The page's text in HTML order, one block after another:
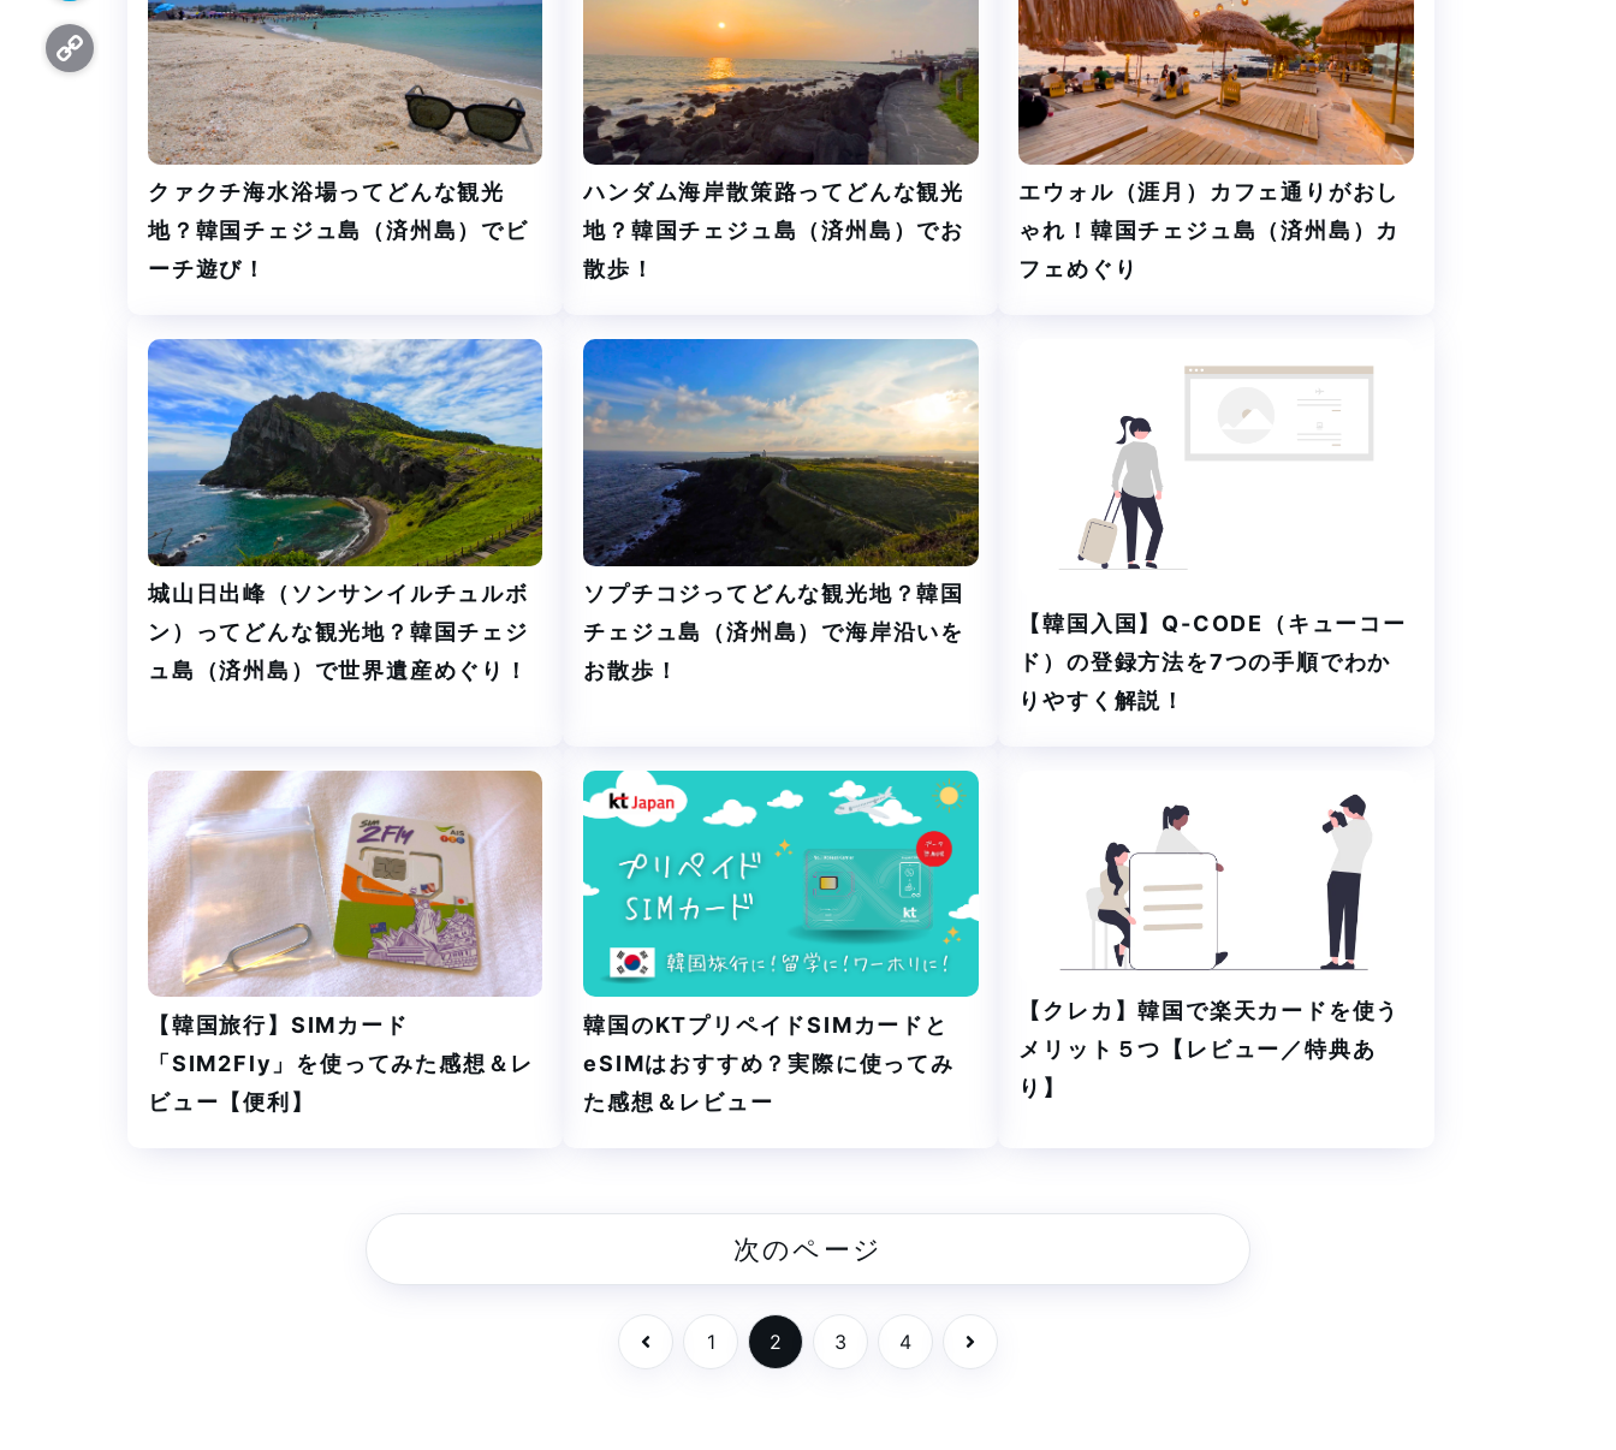
クァクチ海水浴場ってどんな観光
地？韓国チェジュ島（済州島）でビ
ーチ遊び！
ハンダム海岸散策路ってどんな観光
地？韓国チェジュ島（済州島）でお
散歩！
エウォル（涯月）カフェ通りがおし
ゃれ！韓国チェジュ島（済州島）カ
フェめぐり
城山日出峰（ソンサンイルチュルボ
ン）ってどんな観光地？韓国チェジ
ュ島（済州島）で世界遺産めぐり！
ソプチコジってどんな観光地？韓国
チェジュ島（済州島）で海岸沿いを
お散歩！
【韓国入国】Q-CODE（キューコー
ド）の登録方法を7つの手順でわか
りやすく解説！
【韓国旅行】SIMカード
「SIM2Fly」を使ってみた感想＆レ
ビュー【便利】
韓国のKTプリペイドSIMカードと
eSIMはおすすめ？実際に使ってみ
た感想＆レビュー
【クレカ】韓国で楽天カードを使う
メリット５つ【レビュー／特典あ
り】
次のページ
前へ 1 2 3 4 次へ
o
a
o
n
H
a